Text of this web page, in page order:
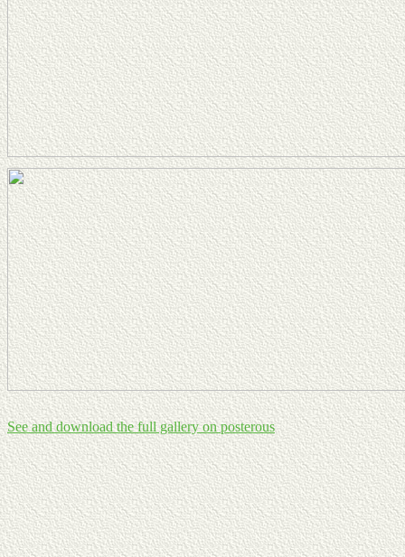
See and download the full gallery on posterous